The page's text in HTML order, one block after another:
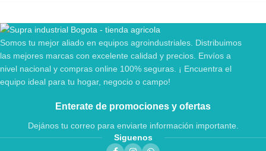
Somos tu mejor aliado en equipos agroindustriales. Distribuimos
las mejores marcas con excelente calidad y precios. Envíos a
nivel nacional y compras online 100% seguras. ¡ Encuentra el
equipo ideal para tu hogar, negocio o campo!
Enterate de promociones y ofertas
Dejános tu correo para enviarte información importante.
Siguenos